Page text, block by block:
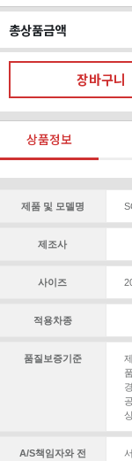
총상품금액
상품정보
제품 및 모델명
제조사
사이즈
적용차종
품질보증기준
A/S책임자와 전